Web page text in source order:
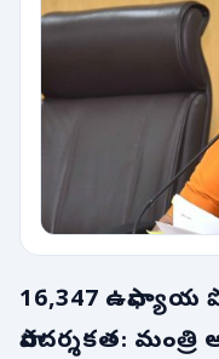
16,347 ఉపాధ్యాయ
పారదర్శకత: మంత్రి